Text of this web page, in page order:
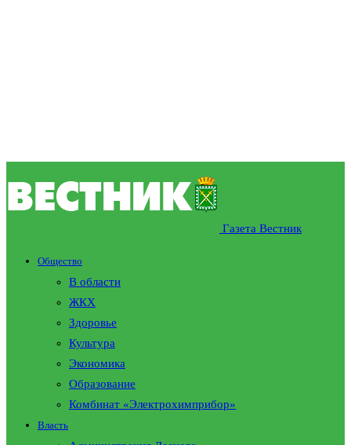
Газета Вестник
Общество
В области
ЖКХ
Здоровье
Культура
Экономика
Образование
Комбинат «Электрохимприбор»
Власть